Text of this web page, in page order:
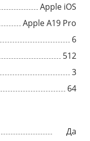
Apple iOS
Apple A19 Pro
6
512
3
64
Да